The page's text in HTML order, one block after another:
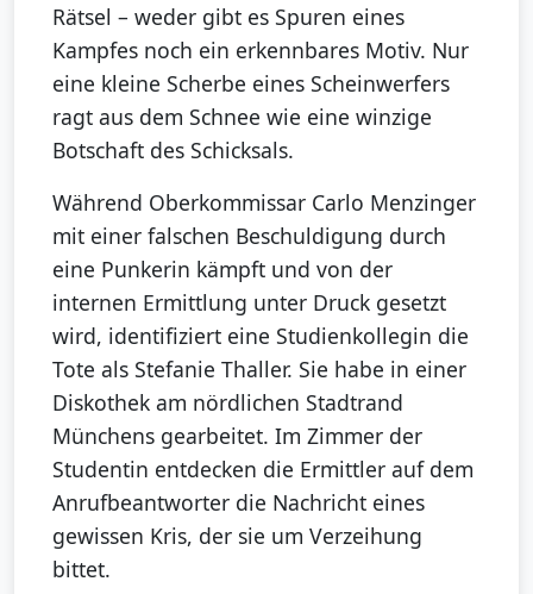
Rätsel – weder gibt es Spuren eines
Kampfes noch ein erkennbares Motiv. Nur
eine kleine Scherbe eines Scheinwerfers
ragt aus dem Schnee wie eine winzige
Botschaft des Schicksals.
Während Oberkommissar Carlo Menzinger
mit einer falschen Beschuldigung durch
eine Punkerin kämpft und von der
internen Ermittlung unter Druck gesetzt
wird, identifiziert eine Studienkollegin die
Tote als Stefanie Thaller. Sie habe in einer
Diskothek am nördlichen Stadtrand
Münchens gearbeitet. Im Zimmer der
Studentin entdecken die Ermittler auf dem
Anrufbeantworter die Nachricht eines
gewissen Kris, der sie um Verzeihung
bittet.